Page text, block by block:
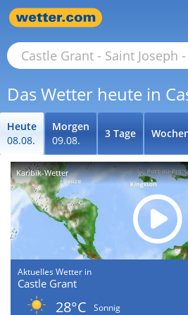
Das Wetter heute in
Heute
08.08.
Morgen
09.08.
3 Tage
Karibik-Wetter
Aktuelles Wetter in
Castle Grant
28°C
Sonnig